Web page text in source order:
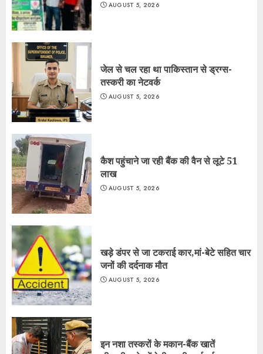
AUGUST 5, 2026
जेल से चल रहा था पाकिस्तान से ड्रग्स-
तस्करी का नेटवर्क
AUGUST 5, 2026
कैश पहुंचाने जा रही बैंक की वैन से लूटे 51
लाख
AUGUST 5, 2026
खड़े डंपर से जा टकराई कार,मां-बेटे सहित चार
जनों की दर्दनाक मौत
AUGUST 5, 2026
इन नशा तस्करों के मकान-बैंक खातें